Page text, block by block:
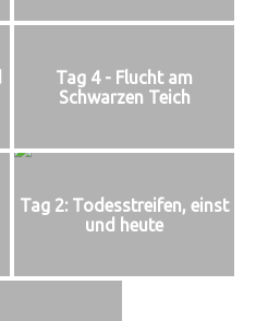
Tag 4 - Flucht am
Schwarzen Teich
Tag 2: Todesstreifen, einst
und heute